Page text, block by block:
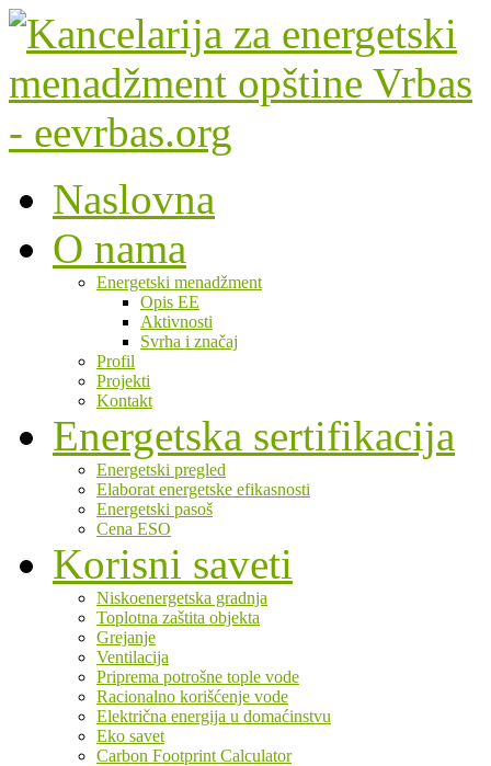
Naslovna
O nama
Energetski menadžment
Opis EE
Aktivnosti
Svrha i značaj
Profil
Projekti
Kontakt
Energetska sertifikacija
Energetski pregled
Elaborat energetske efikasnosti
Energetski pasoš
Cena ESO
Korisni saveti
Niskoenergetska gradnja
Toplotna zaštita objekta
Grejanje
Ventilacija
Priprema potrošne tople vode
Racionalno korišćenje vode
Električna energija u domaćinstvu
Eko savet
Carbon Footprint Calculator